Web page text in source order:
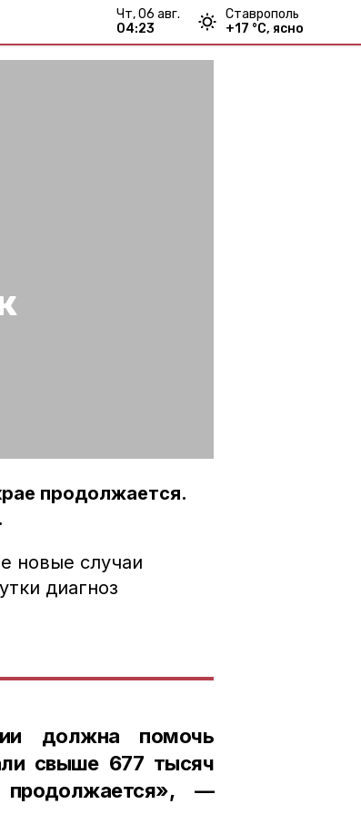
чт, 06 авг.
04:23
Ставрополь
+17 °С, ясно
продолжается.
новые случаи
диагноз
должна помочь
свыше 677 тысяч
продолжается», —